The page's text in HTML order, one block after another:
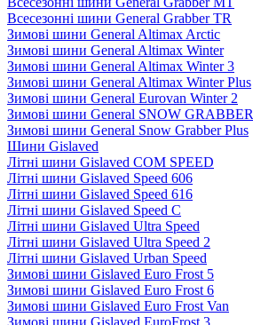
Всесезонні шини General Grabber TR
Зимові шини General Altimax Arctic
Зимові шини General Altimax Winter
Зимові шини General Altimax Winter 3
Зимові шини General Altimax Winter Plus
Зимові шини General Eurovan Winter 2
Зимові шини General SNOW GRABBER
Зимові шини General Snow Grabber Plus
Шини Gislaved
Літні шини Gislaved COM SPEED
Літні шини Gislaved Speed 606
Літні шини Gislaved Speed 616
Літні шини Gislaved Speed C
Літні шини Gislaved Ultra Speed
Літні шини Gislaved Ultra Speed 2
Літні шини Gislaved Urban Speed
Зимові шини Gislaved Euro Frost 5
Зимові шини Gislaved Euro Frost 6
Зимові шини Gislaved Euro Frost Van
Зимові шини Gislaved EuroFrost 3